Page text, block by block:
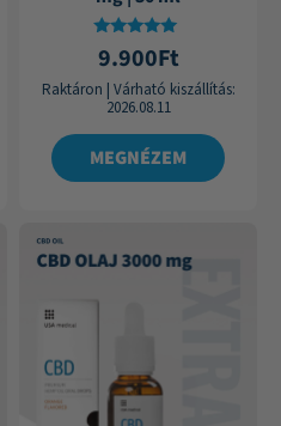
Értékelés:
4.84
/ 5
9.900Ft
Raktáron | Várható kiszállítás:
2026.08.11
MEGNÉZEM